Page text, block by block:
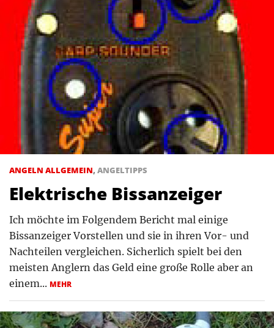
ANGELN ALLGEMEIN, ANGELTIPPS
Elektrische Bissanzeiger
Ich möchte im Folgendem Bericht mal einige
Bissanzeiger Vorstellen und sie in ihren Vor- und
Nachteilen vergleichen. Sicherlich spielt bei den
meisten Anglern das Geld eine große Rolle aber an
einem... MEHR